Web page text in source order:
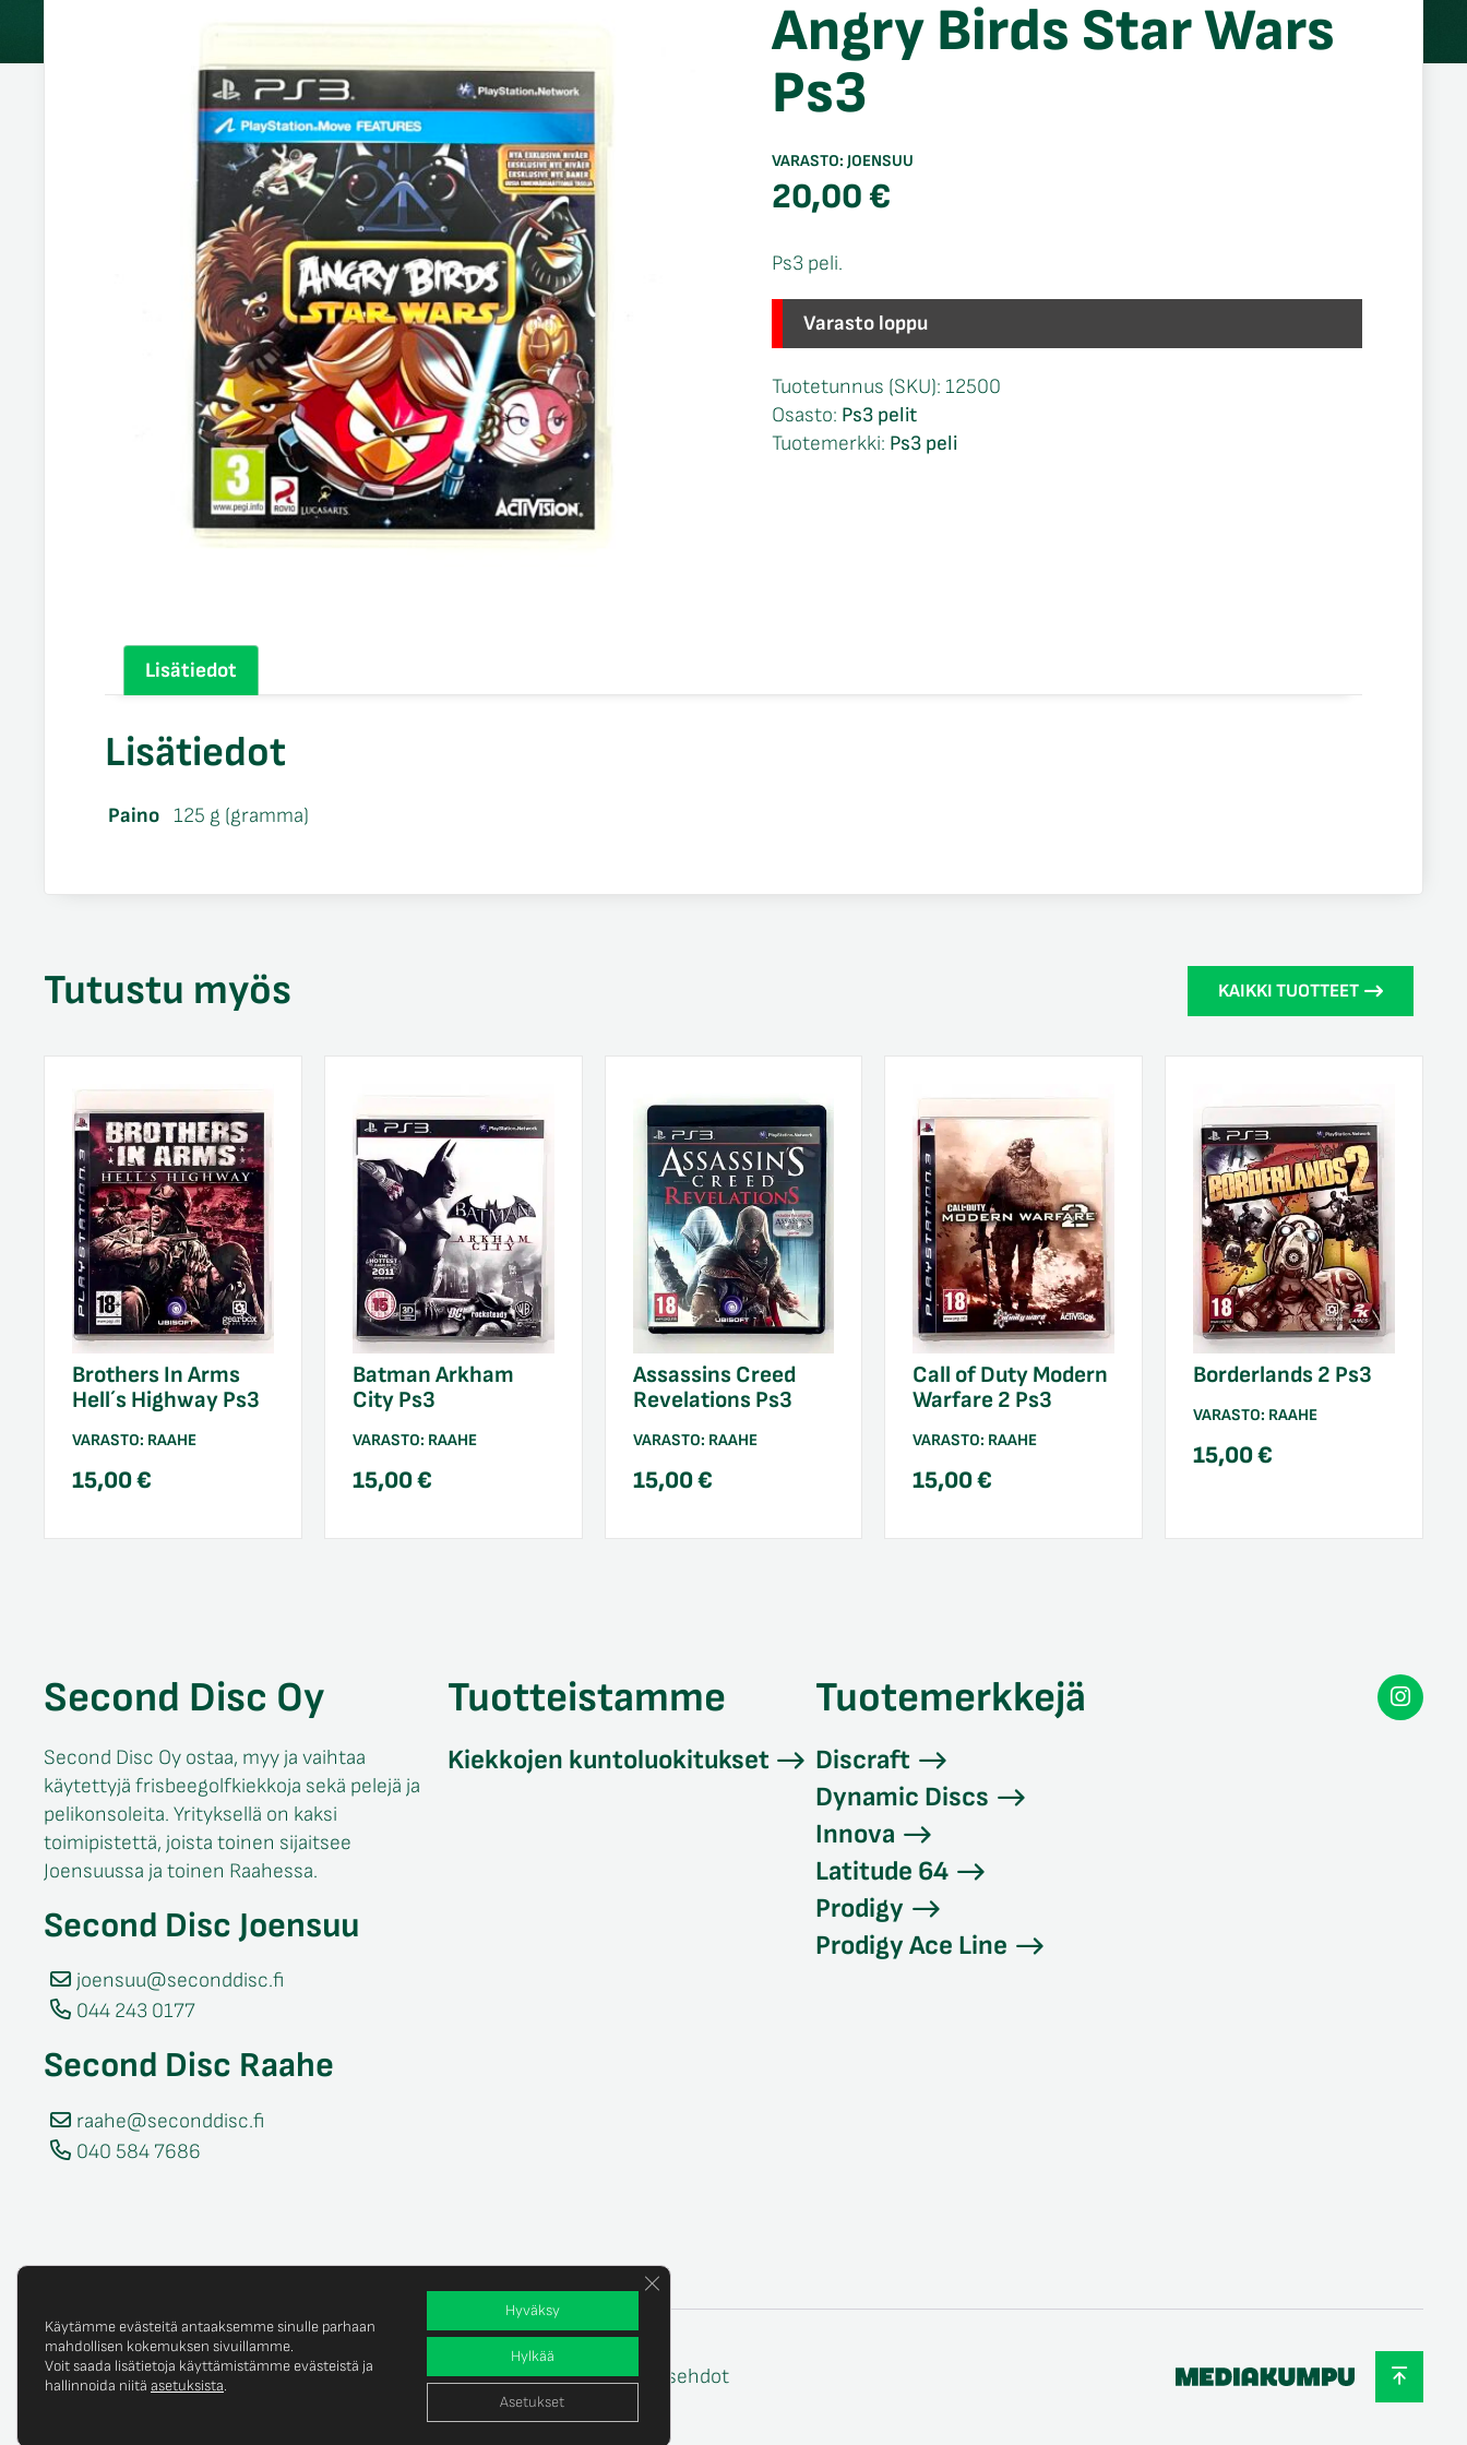
Angry Birds Star Wars
Ps3
VARASTO: JOENSUU
20,00€
Ps3 peli.
Varasto loppu
Tuotetunnus (SKU): 12500
Osasto: Ps3 pelit
Tuotemerkki: Ps3 peli
Lisätiedot
Lisätiedot
Paino 125 g (gramma)
Tutustu myös KAIKKI TUOTTEET
Brothers In Arms
Hell´s Highway Ps3
VARASTO: RAAHE
15,00€
Batman Arkham
City Ps3
VARASTO: RAAHE
15,00€
Assassins Creed
Revelations Ps3
VARASTO: RAAHE
15,00€
Call of Duty Modern
Warfare 2 Ps3
VARASTO: RAAHE
15,00€
Borderlands 2 Ps3
VARASTO: RAAHE
15,00€
Second Disc Oy
Second Disc Oy ostaa, myy ja vaihtaa
käytettyjä frisbeegolfkiekkoja sekä pelejä ja
pelikonsoleita. Yrityksellä on kaksi
toimipistettä, joista toinen sijaitsee
Joensuussa ja toinen Raahessa.
Second Disc Joensuu
joensuu@seconddisc.fi
044 243 0177
Second Disc Raahe
raahe@seconddisc.fi
040 584 7686
Tuotteistamme
Kiekkojen kuntoluokitukset
Tuotemerkkejä
Discraft
Dynamic Discs
Innova
Latitude 64
Prodigy
Prodigy Ace Line
© Copyright 2025 Second Disc Oy Tietosuojaseloste Tilaus- ja toimitusehdot
Käytämme evästeitä antaaksemme sinulle parhaan
mahdollisen kokemuksen sivuillamme.
Voit saada lisätietoja käyttämistämme evästeistä ja
hallinnoida niitä asetuksista.
Hyväksy
Hylkää
Asetukset
Sulje evästebanneri